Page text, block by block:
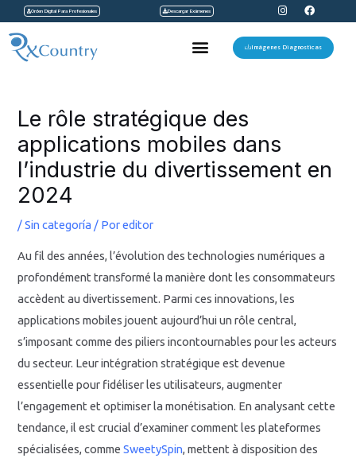
contenido
Orden Digital Para Profesionales Descargar Exámenes
I
n
s
t
a
F
a
c
e
b
Menu Imágenes Diagnosticas
Le rôle stratégique des
applications mobiles dans
l’industrie du divertissement en
2024
/Sin categoría / Poreditor
Au fil des années, l’évolution des technologies numériques a
profondément transformé la manière dont les consommateurs
accèdent au divertissement. Parmi ces innovations, les
applications mobiles jouent aujourd’hui un rôle central,
s’imposant comme des piliers incontournables pour les acteurs
du secteur. Leur intégration stratégique est devenue
essentielle pour fidéliser les utilisateurs, augmenter
l’engagement et optimiser la monétisation. En analysant cette
tendance, il est crucial d’examiner comment les plateformes
spécialisées, commeSweetySpin, mettent à disposition des
entradas